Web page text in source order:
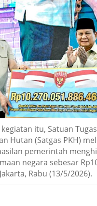
itu, Satuan
Hutan (Satgas PKH)
pemerintah
negara sebesar
Rabu (13/5/2026).